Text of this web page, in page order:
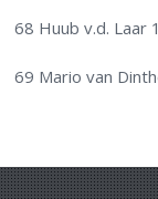
68 Huub v.d. Laar
69 Mario van